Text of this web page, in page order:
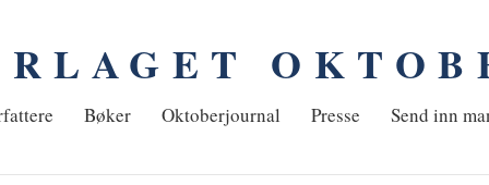
Bøker Oktoberjournal Presse Send inn